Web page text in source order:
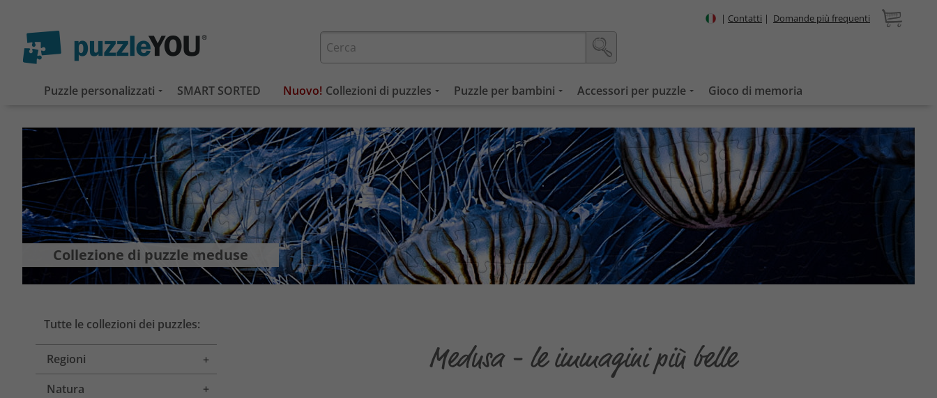
| Contatti | Domande più frequenti
Puzzle personalizzati SMART SORTED Collezioni di puzzles Puzzle per bambini Accessori per puzzle Gioco di memoria
Collezione di puzzle meduse
Tutte le collezioni dei puzzles:
Regioni
Toggle menu
Natura
Toggle menu
Medusa - le immagini più belle